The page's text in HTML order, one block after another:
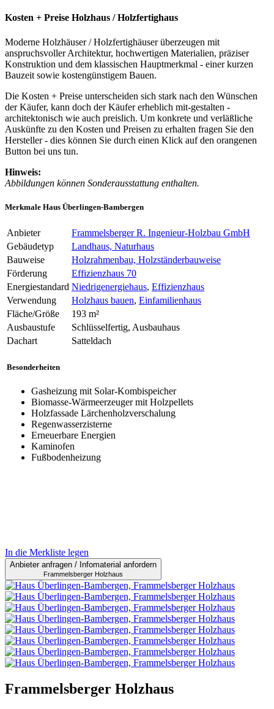
Kosten + Preise Holzhaus / Holzfertighaus
Moderne Holzhäuser / Holzfertighäuser überzeugen mit
anspruchsvoller Architektur, hochwertigen Materialien, präziser
Konstruktion und dem klassischen Hauptmerkmal - einer kurzen
Bauzeit sowie kostengünstigem Bauen.
Die Kosten + Preise unterscheiden sich stark nach den Wünschen
der Käufer, kann doch der Käufer erheblich mit-gestalten -
architektonisch wie auch preislich. Um konkrete und verläßliche
Auskünfte zu den Kosten und Preisen zu erhalten fragen Sie den
Hersteller - dies können Sie durch einen Klick auf den orangenen
Button bei uns tun.
Hinweis:
Abbildungen können Sonderausstattung enthalten.
Merkmale Haus Überlingen-Bambergen
Anbieter
Frammelsberger R. Ingenieur-Holzbau GmbH
Gebäudetyp
Landhaus, Naturhaus
Bauweise
Holzrahmenbau, Holzständerbauweise
Förderung
Effizienzhaus 70
Energiestandard Niedrigenergiehaus, Effizienzhaus
Verwendung
Holzhaus bauen, Einfamilienhaus
Fläche/Größe
193 m²
Ausbaustufe
Schlüsselfertig, Ausbauhaus
Dachart
Satteldach
Besonderheiten
Gasheizung mit Solar-Kombispeicher
Biomasse-Wärmeerzeuger mit Holzpellets
Holzfassade Lärchenholzverschalung
Regenwasserzisterne
Erneuerbare Energien
Kaminofen
Fußbodenheizung
In die Merkliste legen
Anbieter anfragen / Infomaterial anfordern
Frammelsberger Holzhaus
Frammelsberger Holzhaus